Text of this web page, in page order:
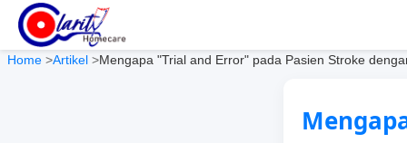
Home >Artikel >Mengapa "Trial and Error" pada Pasien Stroke